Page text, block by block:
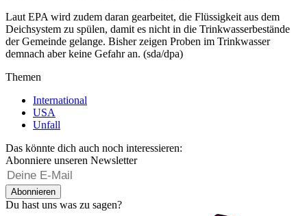
Laut EPA wird zudem daran gearbeitet, die Flüssigkeit aus dem
Deichsystem zu spülen, damit es nicht in die Trinkwasserbestände
der Gemeinde gelange. Bisher zeigen Proben im Trinkwasser
demnach aber keine Gefahr an. (sda/dpa)
Themen
International
USA
Unfall
Das könnte dich auch noch interessieren:
Abonniere unseren Newsletter
Abonnieren
Du hast uns was zu sagen?